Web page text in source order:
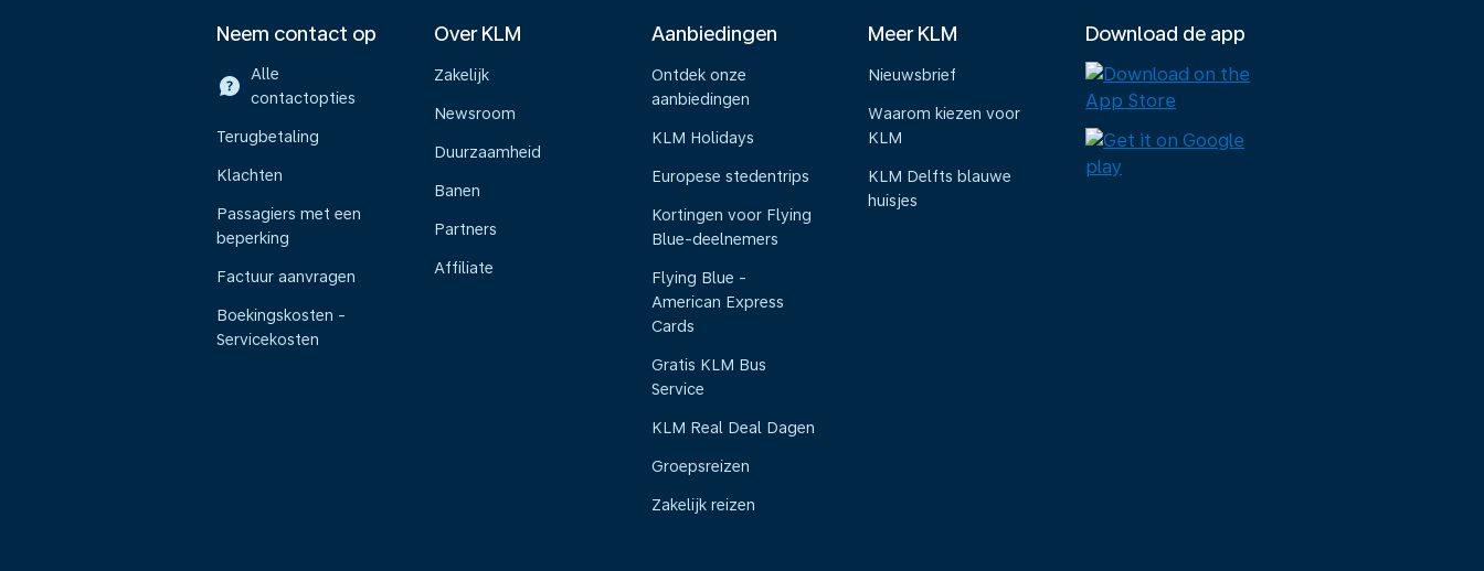
Neem contact op
Alle
contactopties
Terugbetaling
Klachten
Passagiers met een
beperking
Factuur aanvragen
Boekingskosten -
Servicekosten
Over KLM
Zakelijk
Newsroom
Duurzaamheid
Banen
Partners
Affiliate
Aanbiedingen
Ontdek onze
aanbiedingen
KLM Holidays
Europese stedentrips
Kortingen voor Flying
Blue-deelnemers
Flying Blue -
American Express
Cards
Gratis KLM Bus
Service
KLM Real Deal Dagen
Groepsreizen
Zakelijk reizen
Meer KLM
Nieuwsbrief
Waarom kiezen voor
KLM
KLM Delfts blauwe
huisjes
Download de app